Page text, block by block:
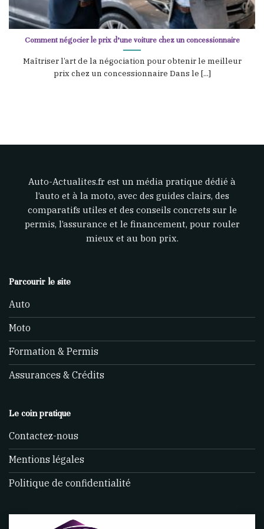
Comment négocier le prix d’une voiture chez un concessionnaire
Maîtriser l’art de la négociation pour obtenir le meilleur
prix chez un concessionnaire Dans le [...]
Auto-Actualites.fr est un média pratique dédié à
l’auto et à la moto, avec des guides clairs, des
comparatifs utiles et des conseils concrets sur le
permis, l’assurance et le financement, pour rouler
mieux et au bon prix.
Parcourir le site
Auto
Moto
Formation & Permis
Assurances & Crédits
Le coin pratique
Contactez-nous
Mentions légales
Politique de confidentialité